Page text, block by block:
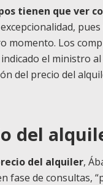
tienen que ver
momento. Los
el ministro
del precio del
del
del alquiler,
fase de consultas,